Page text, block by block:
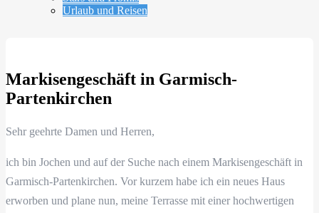
Urlaub und Reisen
Markisengeschäft in Garmisch-
Partenkirchen
Sehr geehrte Damen und Herren,
ich bin Jochen und auf der Suche nach einem Markisengeschäft in
Garmisch-Partenkirchen. Vor kurzem habe ich ein neues Haus
erworben und plane nun, meine Terrasse mit einer hochwertigen